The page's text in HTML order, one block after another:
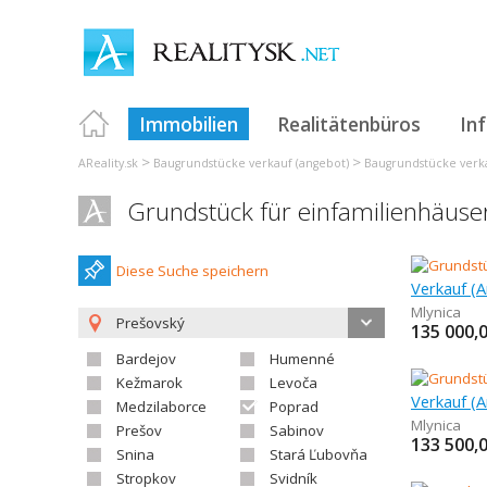
Immobilien Realitätenbüros
AReality.sk > Baugrundstücke verkauf (angebot) > Baugrundstücke
Grundstück für
Diese Suche speichern
Prešovský
Bardejov
Humenné
Kežmarok
Levoča
Medzilaborce
Poprad
Prešov
Sabinov
Snina
Stará Ľubovňa
Stropkov
Svidník
Mlynica
135
Mlynica
133